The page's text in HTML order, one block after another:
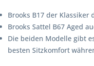
Brooks B17 der
Brooks Sattel B67 Aged
Die beiden Modelle gibt
besten Sitzkomfort